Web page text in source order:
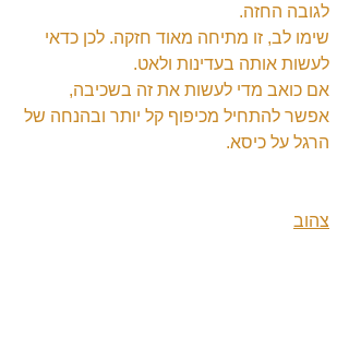
לגובה החזה.
שימו לב, זו מתיחה מאוד חזקה. לכן כדאי
לעשות אותה בעדינות ולאט.
אם כואב מדי לעשות את זה בשכיבה,
אפשר להתחיל מכיפוף קל יותר ובהנחה של
הרגל על כיסא.
צהוב